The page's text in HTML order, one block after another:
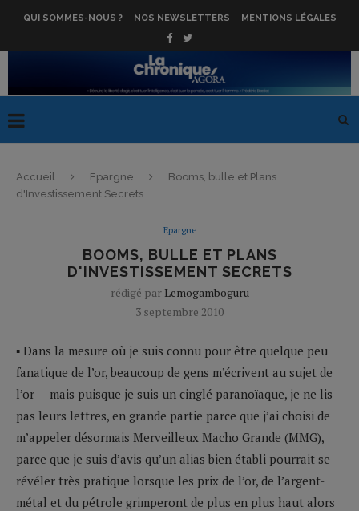
QUI SOMMES-NOUS ? NOS NEWSLETTERS MENTIONS LÉGALES
Accueil Epargne
Booms, bulle et Plans
d'Investissement Secrets
Epargne
BOOMS, BULLE ET PLANS
D'INVESTISSEMENT SECRETS
rédigé par Lemogamboguru
3 septembre 2010
▪ Dans la mesure où je suis connu pour être quelque peu
fanatique de l’or, beaucoup de gens m’écrivent au sujet de
l’or — mais puisque je suis un cinglé paranoïaque, je ne lis
pas leurs lettres, en grande partie parce que j’ai choisi de
m’appeler désormais Merveilleux Macho Grande (MMG),
parce que je suis d’avis qu’un alias bien établi pourrait se
révéler très pratique lorsque les prix de l’or, de l’argent-
métal et du pétrole grimperont de plus en plus haut alors